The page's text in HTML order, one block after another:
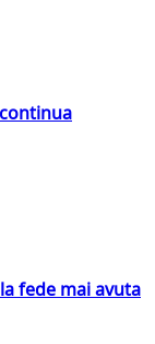
fede mai avuta